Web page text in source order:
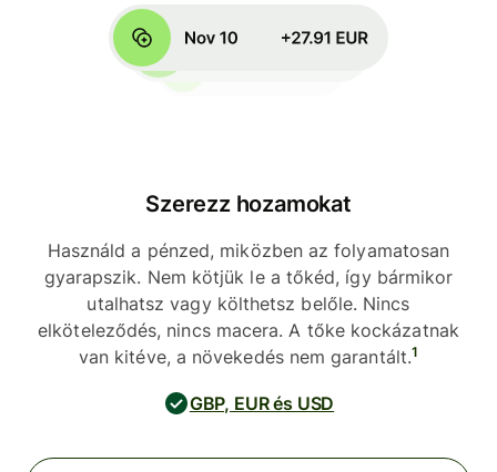
Szerezz hozamokat
Használd a pénzed, miközben az folyamatosan
gyarapszik. Nem kötjük le a tőkéd, így bármikor
utalhatsz vagy költhetsz belőle. Nincs
elköteleződés, nincs macera. A tőke kockázatnak
van kitéve, a növekedés nem garantált.1
GBP, EUR és USD